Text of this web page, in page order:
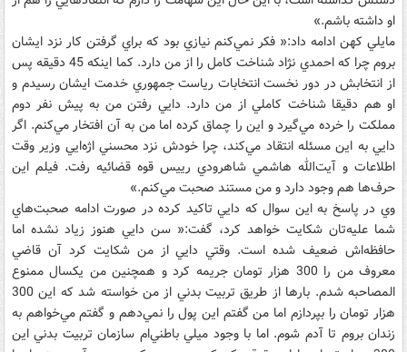
او داشته باشم.»
مايلي کهن ادامه داد:« فکر نمي‌کنم نيازي بود که براي گرفتن کار نزد ايشان
بروم چرا که احمدي نژاد شناخت کامل را از من دارد. کما اينکه 45 دقيقه پس
از انتخابش در دور نخست انتخابات رياست جمهوري خدمت ايشان رسيدم و
او هم دقيقا شناخت کاملي از من دارد. دايي رفتن من به پيش نفر دوم
مملکت را خرده مي‌گيرد و اين را چماق کرده اما من به آن افتخار مي‌کنم. اگر
دايي به اين مسئله انتقاد مي‌کند، چرا خودش نزد محسني اژه‌ايي وزير وقت
اطلاعات و آيت‌الله هاشمي شاهرودي رييس قوه قضائيه رفت. فيلم اين
حرف‌ها هم وجود دارد و من مستند صحبت مي‌کنم.»
وي در پاسخ به اين سوال که دايي تاکيد کرده در صورت ادامه صحبت‌هاي
شما عليه‌تان شکايت خواهد کرد، گفت:« سن دايي هنوز زياد نشده اما
حافظه‌اش ضعيف شده است. وقتي دايي از من شکايت کرد آن قاضي
معروف من را 300 هزار تومان جريمه کرد و همچنين من يکسال ممنوع
المصاحبه شدم. بارها از طريق تربيت بدني از من خواسته شد که اين 300
هزار تومان را بپردازم اما من گفتم اين پول را نمي‌دهم و گفتم مي‌خواهم به
زندان بروم تا آدم شوم. اما با وجود ميلي باطني‌ام سازمان تربيت بدني اين